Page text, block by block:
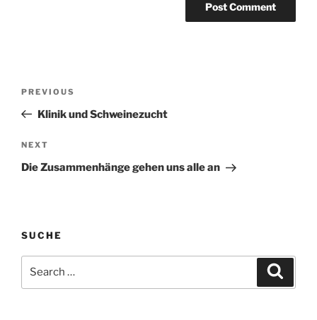
Previous
Post
PREVIOUS
Klinik und Schweinezucht
Next
Post
NEXT
Die Zusammenhänge gehen uns alle an
SUCHE